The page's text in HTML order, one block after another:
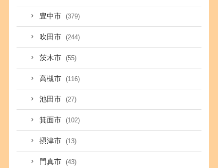
豊中市 (379)
吹田市 (244)
茨木市 (55)
高槻市 (116)
池田市 (27)
箕面市 (102)
摂津市 (13)
門真市 (43)